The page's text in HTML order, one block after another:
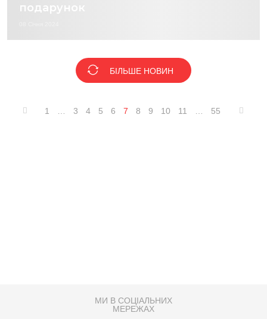
подарунок
БІЛЬШЕ НОВИН
1 3 4 5 6 7 8 9 10 11 55
МИ В СОЦІАЛЬНИХ
МЕРЕЖАХ